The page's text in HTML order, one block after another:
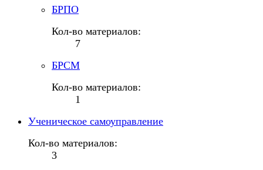
БРПО
Кол-во материалов:
7
БРСМ
Кол-во материалов:
1
Ученическое самоуправление
Кол-во материалов:
3